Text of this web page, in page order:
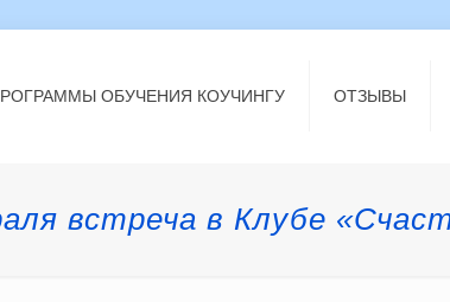
ОБУЧЕНИЯ КОУЧИНГУ ОТЗЫВЫ
встреча в Клубе